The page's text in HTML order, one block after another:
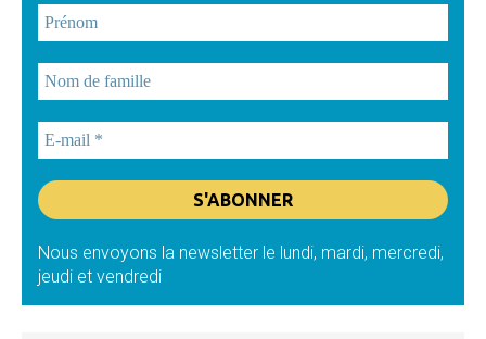
Nous envoyons la newsletter le lundi, mardi, mercredi,
jeudi et vendredi